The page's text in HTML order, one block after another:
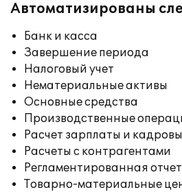
Автоматизированы
Банк и касса
Завершение периода
Налоговый учет
Нематериальные активы
Основные средства
Производственные
Расчет зарплаты и
Расчеты с контрагентами
Регламентированная
Товарно-материальные